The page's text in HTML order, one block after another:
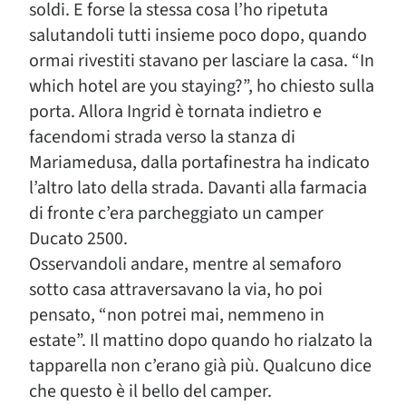
soldi. E forse la stessa cosa l’ho ripetuta
salutandoli tutti insieme poco dopo, quando
ormai rivestiti stavano per lasciare la casa. “In
which hotel are you staying?”, ho chiesto sulla
porta. Allora Ingrid è tornata indietro e
facendomi strada verso la stanza di
Mariamedusa, dalla portafinestra ha indicato
l’altro lato della strada. Davanti alla farmacia
di fronte c’era parcheggiato un camper
Ducato 2500.
Osservandoli andare, mentre al semaforo
sotto casa attraversavano la via, ho poi
pensato, “non potrei mai, nemmeno in
estate”. Il mattino dopo quando ho rialzato la
tapparella non c’erano già più. Qualcuno dice
che questo è il bello del camper.